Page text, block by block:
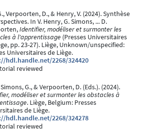
Verpoorten, D., & Henry, V. (2024). Synthèse
In V. Henry, G. Simons, ... D.
Identifier, modéliser et surmonter les
à l'apprentissage (Presses Universitaires
pp. 23-27). Liège, Unknown/unspecified:
Universitaires de Liège.
hdl.handle.net/2268/324420
reviewed
G., & Verpoorten, D. (Eds.). (2024).
modéliser et surmonter les obstacles à
. Liège, Belgium: Presses
de Liège.
hdl.handle.net/2268/324278
reviewed